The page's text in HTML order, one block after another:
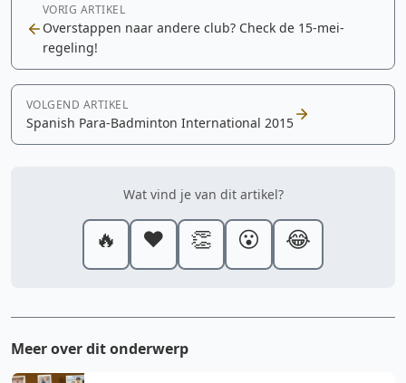
VORIG ARTIKEL
Overstappen naar andere club? Check de 15-mei-
regeling!
VOLGEND ARTIKEL
Spanish Para-Badminton International 2015
Wat vind je van dit artikel?
🔥 ❤️ 👏 😮 😂
Meer over dit onderwerp